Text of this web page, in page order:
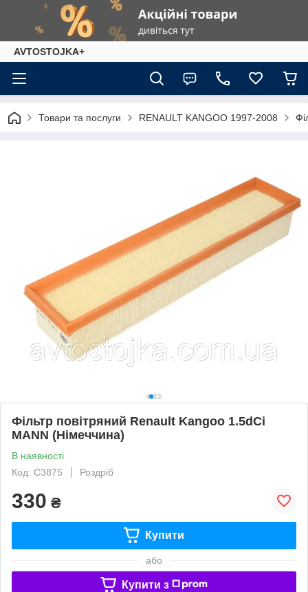
AVTOSTOJKA+
Товари та послуги RENAULT KANGOO 1997-2008
Фільтр повітряний Renault Kangoo 1.5dCi
MANN (Німеччина)
В наявності
Код: C3875
Роздріб
330 ₴
Купити
або
Купити з